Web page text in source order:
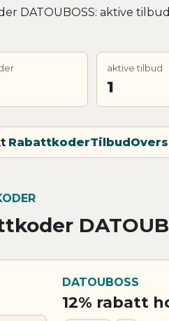
DATOUBOSS: aktive
aktive tilbud
1
RabattkoderTilbud
DATOUBOSS
12% rabatt